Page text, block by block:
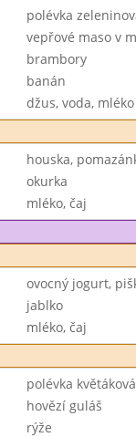
polévka
vepřové maso v
brambory
banán
džus, voda, mléko
houska,
okurka
mléko, čaj
ovocný jogurt,
jablko
mléko, čaj
polévka květáková
hovězí guláš
rýže